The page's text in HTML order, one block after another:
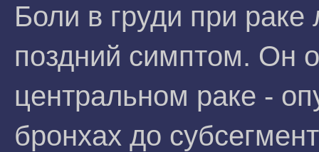
Боли в груди при раке
поздний симптом. Он
центральном раке -
бронхах до